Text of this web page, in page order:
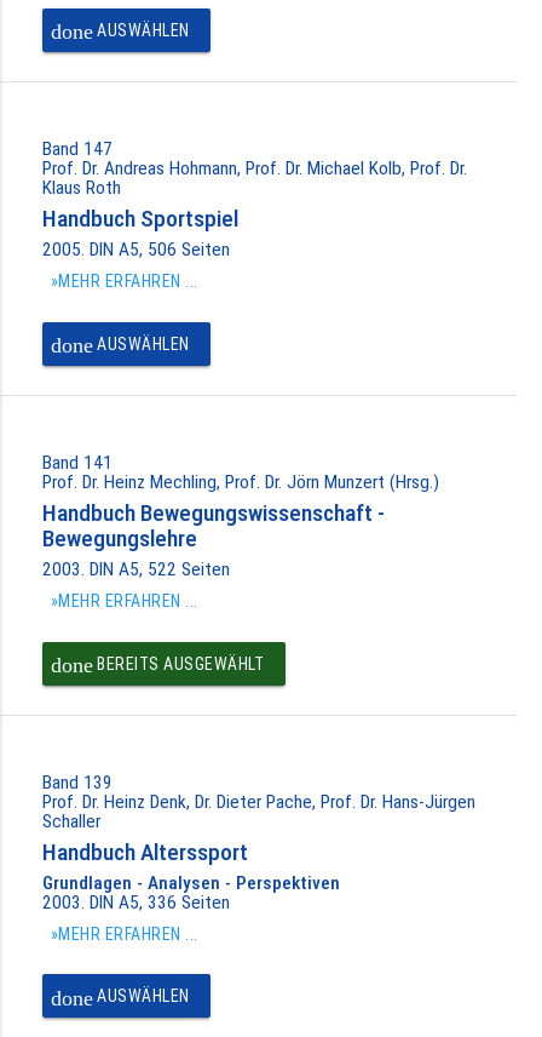
doneAUSWÄHLEN
Band 147
Prof. Dr. Andreas Hohmann, Prof. Dr. Michael Kolb, Prof. Dr.
Klaus Roth
Handbuch Sportspiel
2005. DIN A5, 506 Seiten
»MEHR ERFAHREN ...
doneAUSWÄHLEN
Band 141
Prof. Dr. Heinz Mechling, Prof. Dr. Jörn Munzert (Hrsg.)
Handbuch Bewegungswissenschaft -
Bewegungslehre
2003. DIN A5, 522 Seiten
»MEHR ERFAHREN ...
doneBEREITS AUSGEWÄHLT
Band 139
Prof. Dr. Heinz Denk, Dr. Dieter Pache, Prof. Dr. Hans-Jürgen
Schaller
Handbuch Alterssport
Grundlagen - Analysen - Perspektiven
2003. DIN A5, 336 Seiten
»MEHR ERFAHREN ...
doneAUSWÄHLEN